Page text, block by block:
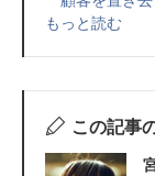
もっと読む
この記事